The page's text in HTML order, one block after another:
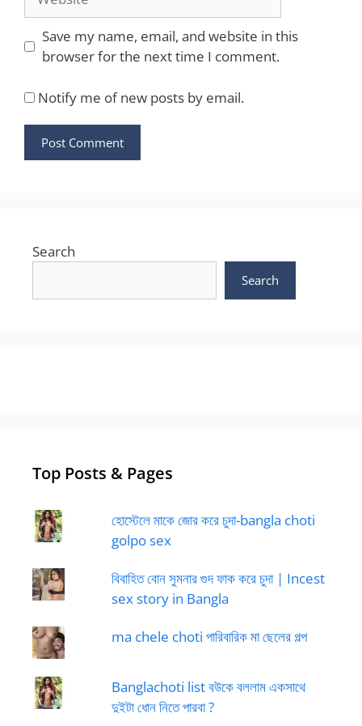
Save my name, email, and website in this
browser for the next time I comment.
Notify me of new posts by email.
Search
Search
Top Posts & Pages
হোস্টেলে মাকে জোর করে চুদা-bangla choti
golpo sex
বিবাহিত বোন সুমনার গুদ ফাক করে চুদা | Incest
sex story in Bangla
ma chele choti পারিবারিক মা ছেলের গল্প
Banglachoti list বউকে বললাম একসাথে
দুইটা ধোন নিতে পারবা ?